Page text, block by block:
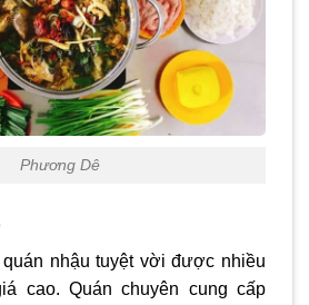
Phương Dê
nhậu tuyệt vời được nhiều
cao. Quán chuyên cung cấp